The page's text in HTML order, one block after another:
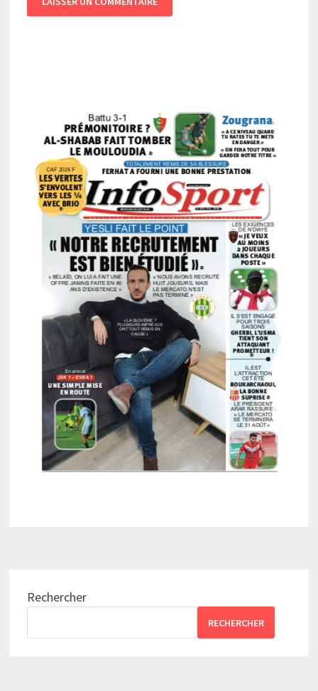
Rechercher
RECHERCHER